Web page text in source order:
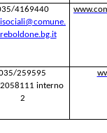
4169440
259595
interno
2